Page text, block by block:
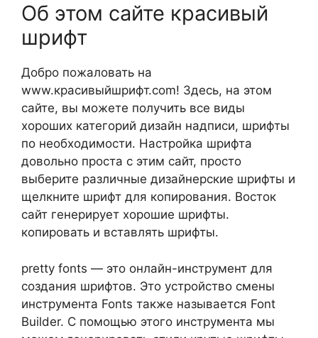
Об этом сайте красивый
шрифт
Добро пожаловать на
www.красивыйшрифт.com! Здесь, на этом
сайте, вы можете получить все виды
хороших категорий дизайн надписи, шрифты
по необходимости. Настройка шрифта
довольно проста с этим сайт, просто
выберите различные дизайнерские шрифты и
щелкните шрифт для копирования. Восток
сайт генерирует хорошие шрифты.
копировать и вставлять шрифты.
pretty fonts — это онлайн-инструмент для
создания шрифтов. Это устройство смены
инструмента Fonts также называется Font
Builder. С помощью этого инструмента мы